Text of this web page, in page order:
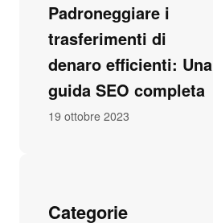
Padroneggiare i
trasferimenti di
denaro efficienti: Una
guida SEO completa
19 ottobre 2023
Categorie